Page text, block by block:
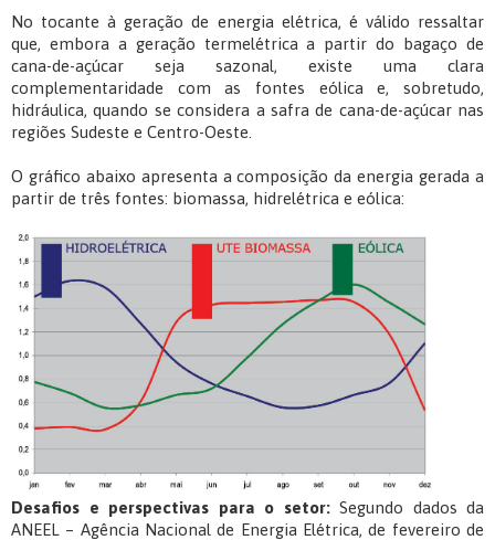
No tocante à geração de energia elétrica, é válido ressaltar
que, embora a geração termelétrica a partir do bagaço de
cana-de-açúcar seja sazonal, existe uma clara
complementaridade com as fontes eólica e, sobretudo,
hidráulica, quando se considera a safra de cana-de-açúcar nas
regiões Sudeste e Centro-Oeste.
O gráfico abaixo apresenta a composição da energia gerada a
partir de três fontes: biomassa, hidrelétrica e eólica:
Desafios e perspectivas para o setor:Segundo dados da
ANEEL – Agência Nacional de Energia Elétrica, de fevereiro de